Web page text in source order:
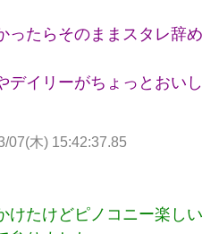
ったらそのままスタレ辞め
デイリーがちょっとおいし
07(木) 15:42:37.85
けたけどピノコニー楽しい